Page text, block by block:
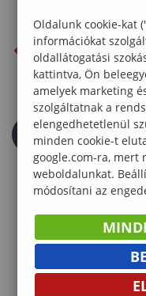
VISSZA AZ
Oldalunk cookie-kat
információkat
oldallátogatási
kattintva, Ön
amelyek marketing
szolgáltatnak a
elengedhetetlenül
minden cookie-t
google.com-ra, mert
weboldalunkat.
módosítani az